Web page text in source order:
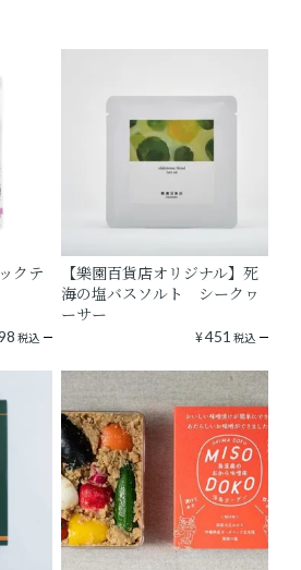
クテ
税込
【樂園百貨店オリジナル】死
海の塩バスソルト シークヮ
ーサー
¥451 税込